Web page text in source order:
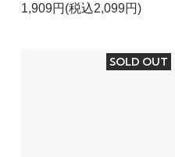
1,909円(税込2,099円)
SOLD OUT